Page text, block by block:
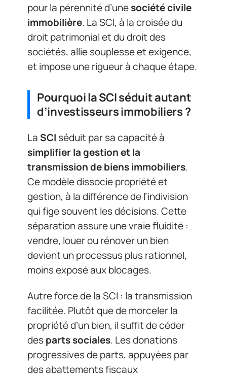
pour la pérennité d’unesociété civile
immobilière. La SCI, à la croisée du
droit patrimonial et du droit des
sociétés, allie souplesse et exigence,
et impose une rigueur à chaque étape.
Pourquoi la SCI séduit autant
d’investisseurs immobiliers ?
LaSCI séduit par sa capacité à
simplifier la gestion et la
transmission de biens immobiliers.
Ce modèle dissocie propriété et
gestion, à la différence de l’indivision
qui fige souvent les décisions. Cette
séparation assure une vraie fluidité :
vendre, louer ou rénover un bien
devient un processus plus rationnel,
moins exposé aux blocages.
Autre force de la SCI : la transmission
facilitée. Plutôt que de morceler la
propriété d’un bien, il suffit de céder
desparts sociales. Les donations
progressives de parts, appuyées par
des abattements fiscaux